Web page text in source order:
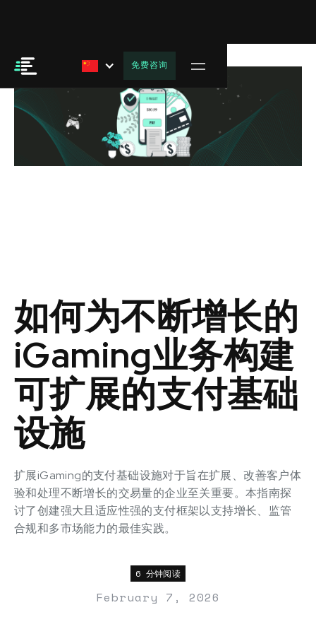
免费咨询
如何为不断增长的
iGaming业务构建
可扩展的支付基础
设施
扩展iGaming的支付基础设施对于旨在扩展、改善客户体
验和处理不断增长的交易量的企业至关重要。本指南探
讨了创建强大且适应性强的支付框架以支持增长、监管
合规和多市场能力的最佳实践。
6 分钟阅读
February 7, 2026